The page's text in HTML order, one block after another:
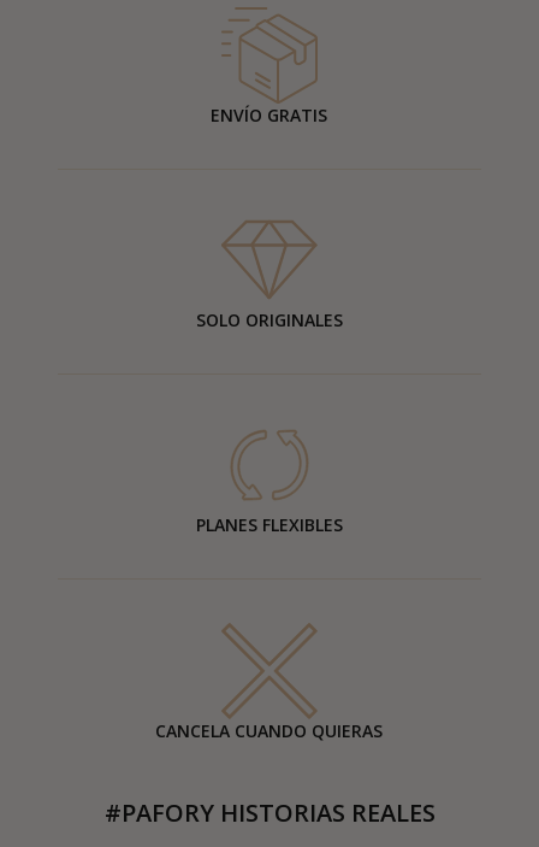
ENVÍO GRATIS
SOLO ORIGINALES
PLANES FLEXIBLES
CANCELA CUANDO QUIERAS
#PAFORY HISTORIAS REALES